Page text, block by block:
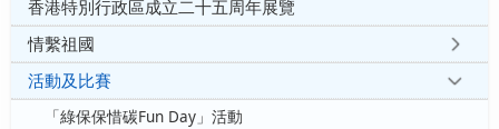
香港特別行政區成立二十五周年展覽
情繫祖國
活動及比賽
「綠保保惜碳Fun Day」活動